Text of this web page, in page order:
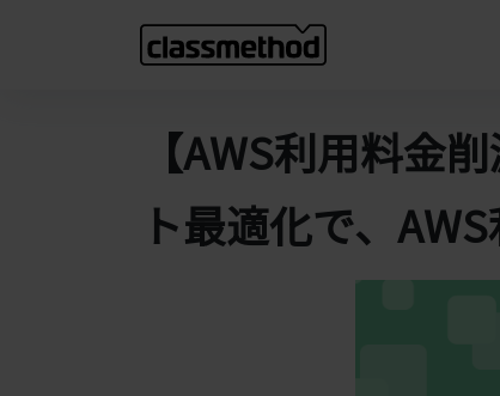
【AWS利用料金
ト最適化で、